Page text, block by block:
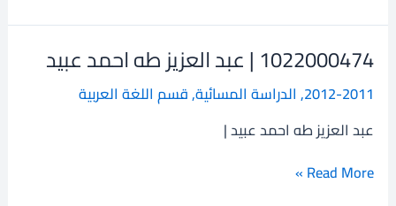
1022000474 | عبد العزيز طه احمد عبيد
2012-2011
, الدراسة المسائية,قسم اللغة العربية
عبد العزيز طه احمد عبيد |
1022000474
عبد
العزيز
طه
احمد
عبيد
Read More »